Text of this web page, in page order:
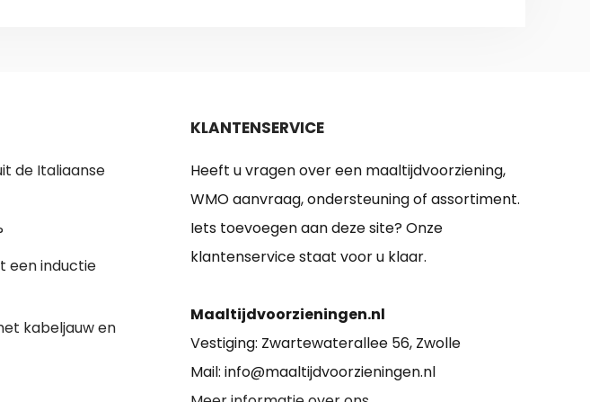
de Italiaanse
een inductie
kabeljauw en
KLANTENSERVICE
Heeft u vragen over een maaltijdvoorziening,
WMO aanvraag, ondersteuning of assortiment.
Iets toevoegen aan deze site? Onze
klantenservice staat voor u klaar.
Maaltijdvoorzieningen.nl
Vestiging: Zwartewaterallee 56, Zwolle
Mail: info@maaltijdvoorzieningen.nl